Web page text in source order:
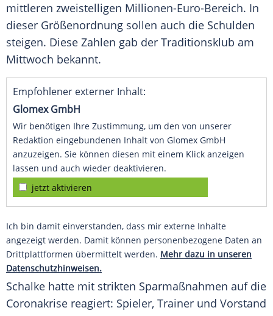
mittleren zweistelligen Millionen-Euro-Bereich. In
dieser Größenordnung sollen auch die Schulden
steigen. Diese Zahlen gab der Traditionsklub am
Mittwoch bekannt.
Empfohlener externer Inhalt:
Glomex GmbH
Wir benötigen Ihre Zustimmung, um den von unserer
Redaktion eingebundenen Inhalt von Glomex GmbH
anzuzeigen. Sie können diesen mit einem Klick anzeigen
lassen und auch wieder deaktivieren.
jetzt aktivieren
Ich bin damit einverstanden, dass mir externe Inhalte
angezeigt werden. Damit können personenbezogene Daten an
Drittplattformen übermittelt werden. Mehr dazu in unseren
Datenschutzhinweisen.
Schalke hatte mit strikten Sparmaßnahmen auf die
Coronakrise reagiert: Spieler, Trainer und Vorstand